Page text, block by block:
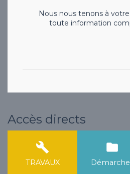
Nous nous tenons à
toute information
Accès directs
build
TRAVAUX
folder